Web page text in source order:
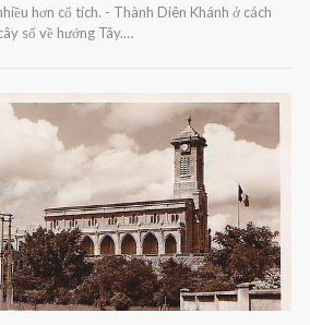
hơn cổ tích. - Thành Diên Khánh ở cách
số về hướng Tây.…